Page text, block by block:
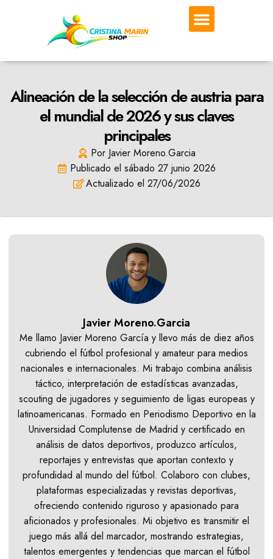
Alineación de la selección de austria para
el mundial de 2026 y sus claves
principales
PorJavier Moreno.Garcia
Publicado el sábado 27 junio 2026
Actualizado el 27/06/2026
Javier Moreno.Garcia
Me llamo Javier Moreno García y llevo más de diez años
cubriendo el fútbol profesional y amateur para medios
nacionales e internacionales. Mi trabajo combina análisis
táctico, interpretación de estadísticas avanzadas,
scouting de jugadores y seguimiento de ligas europeas y
latinoamericanas. Formado en Periodismo Deportivo en la
Universidad Complutense de Madrid y certificado en
análisis de datos deportivos, produzco artículos,
reportajes y entrevistas que aportan contexto y
profundidad al mundo del fútbol. Colaboro con clubes,
plataformas especializadas y revistas deportivas,
ofreciendo contenido riguroso y apasionado para
aficionados y profesionales. Mi objetivo es transmitir el
juego más allá del marcador, mostrando estrategias,
talentos emergentes y tendencias que marcan el fútbol